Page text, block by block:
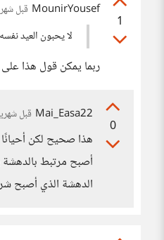
1
MounirYousef قبل
لا يحبون العيد
ربما يمكن قول هذا
0
Mai_Easa22 قبل
هذا صحيح لكن
أصبح مرتبط بالدهشة
الدهشة الذي أصبح